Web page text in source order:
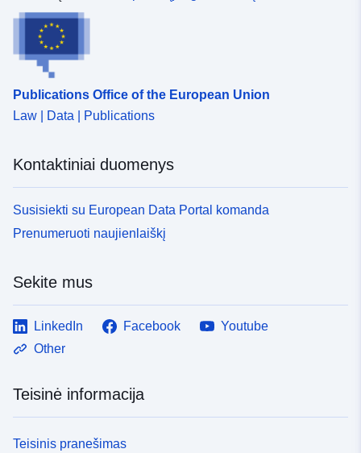
Publications Office of the European Union
Law | Data | Publications
Kontaktiniai duomenys
Susisiekti su European Data Portal komanda
Prenumeruoti naujienlaiškį
Sekite mus
LinkedIn Facebook
Youtube
Other
Teisinė informacija
Teisinis pranešimas